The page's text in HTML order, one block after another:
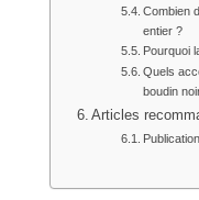
Combien
entier ?
Pourquoi
Quels
boudin
Articles